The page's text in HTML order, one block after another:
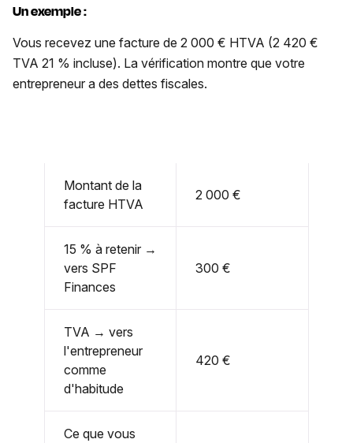
Un exemple :
Vous recevez une facture de 2 000 € HTVA (2 420 €
TVA 21 % incluse). La vérification montre que votre
entrepreneur a des dettes fiscales.
Montant de la
facture HTVA
2 000 €
15 % à retenir →
vers SPF
Finances
300 €
TVA → vers
l'entrepreneur
comme
d'habitude
420 €
Ce que vous